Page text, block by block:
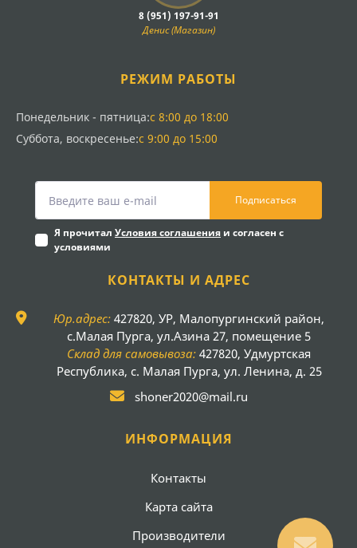
8 (951) 197-91-91
Денис (Магазин)
РЕЖИМ РАБОТЫ
Понедельник - пятница:с 8:00 до 18:00
Суббота, воскресенье:с 9:00 до 15:00
Подписаться
Я прочитал Условия соглашения и согласен с
условиями
КОНТАКТЫ И АДРЕС
Юр.адрес: 427820, УР, Малопургинский район,
с.Малая Пурга, ул.Азина 27, помещение 5
Склад для самовывоза: 427820, Удмуртская
Республика, с. Малая Пурга, ул. Ленина, д. 25
shoner2020@mail.ru
ИНФОРМАЦИЯ
Контакты
Карта сайта
Производители